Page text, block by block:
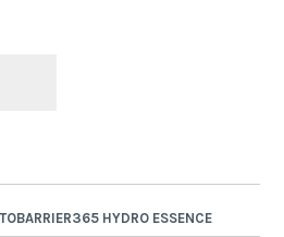
HYDRO ESSENCE